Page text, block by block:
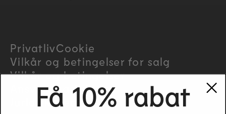
y
/
PrivatlivCookie
Vilkår og betingelser for salg
Vilkår og betingelser
Ansvarsfraskrivelse
Juridisk meddelelse
Få 10% rabat